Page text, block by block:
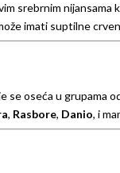
srebrnim
imati suptilne
se oseća u grupama
, Rasbore, Danio, i